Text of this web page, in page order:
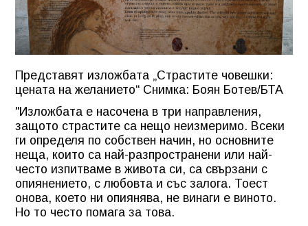
Представят изложбата „Страстите човешки:
цената на желанието“ Снимка: Боян Ботев/БТА
"Изложбата е насочена в три направления,
защото страстите са нещо неизмеримо. Всеки
ги определя по собствен начин, но основните
неща, които са най-разпространени или най-
често изпитваме в живота си, са свързани с
опиянението, с любовта и със залога. Тоест
онова, което ни опиянява, не винаги е виното.
Но то често помага за това.